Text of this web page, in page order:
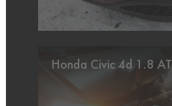
Honda Civic 4d 1.8 AT